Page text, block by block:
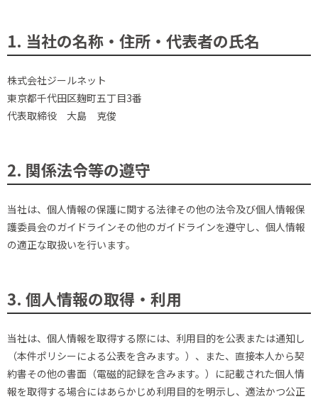
1. 当社の名称・住所・代表者の氏名
株式会社ジールネット
東京都千代田区麹町五丁目3番
代表取締役 大島 克俊
2. 関係法令等の遵守
当社は、個人情報の保護に関する法律その他の法令及び個人情報保
護委員会のガイドラインその他のガイドラインを遵守し、個人情報
の適正な取扱いを行います。
3. 個人情報の取得・利用
当社は、個人情報を取得する際には、利用目的を公表または通知し
（本件ポリシーによる公表を含みます。）、また、直接本人から契
約書その他の書面（電磁的記録を含みます。）に記載された個人情
報を取得する場合にはあらかじめ利用目的を明示し、適法かつ公正